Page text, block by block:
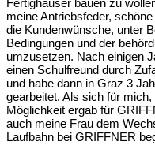
Fertighäuser bauen zu
meine Antriebsfeder,
die Kundenwünsche, unter
Bedingungen und der
umzusetzen. Nach einigen
einen Schulfreund durch
und habe dann in Graz 3
gearbeitet. Als sich für
Möglichkeit ergab für
auch meine Frau dem
Laufbahn bei GRIFFNER